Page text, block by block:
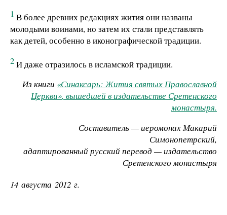
1 В более древних редакциях жития они названы
молодыми воинами, но затем их стали представлять
как детей, особенно в иконографической традиции.
2И даже отразилось в исламской традиции.
Из книги «Синаксарь: Жития святых Православной
Церкви», вышедшей в издательстве Сретенского
монастыря.
Составитель — иеромонах Макарий
Симонопетрский,
адаптированный русский перевод — издательство
Сретенского монастыря
14 августа 2012 г.